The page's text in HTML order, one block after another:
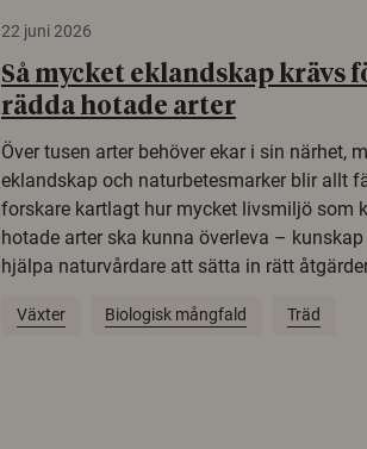
22 juni 2026
Så mycket eklandskap krävs
rädda hotade arter
Över tusen arter behöver ekar i sin närhet,
eklandskap och naturbetesmarker blir allt
forskare kartlagt hur mycket livsmiljö som
hotade arter ska kunna överleva –
hjälpa naturvårdare att sätta in rätt
Växter Biologisk mångfald Träd